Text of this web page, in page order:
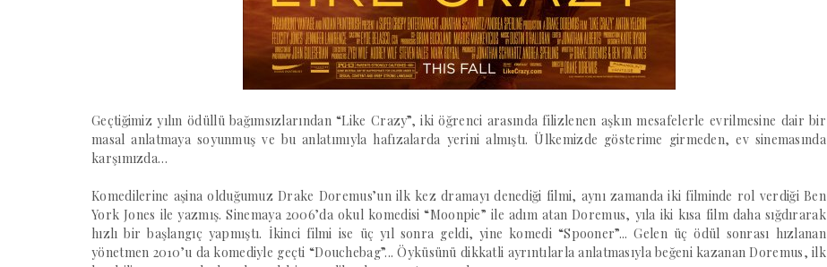
Geçtiğimiz yılın ödüllü bağımsızlarından “Like Crazy”, iki öğrenci arasında filizlenen aşkın mesafelerle evrilmesine dair bir
masal anlatmaya soyunmuş ve bu anlatımıyla hafızalarda yerini almıştı. Ülkemizde gösterime girmeden, ev sinemasında
karşımızda…
Komedilerine aşina olduğumuz Drake Doremus’un ilk kez dramayı denediği filmi, aynı zamanda iki filminde rol verdiği Ben
York Jones ile yazmış. Sinemaya 2006’da okul komedisi “Moonpie” ile adım atan Doremus, yıla iki kısa film daha sığdırarak
hızlı bir başlangıç yapmıştı. İkinci filmi ise üç yıl sonra geldi, yine komedi “Spooner”... Gelen üç ödül sonrası hızlanan
yönetmen 2010’u da komediyle geçti “Douchebag”... Öyküsünü dikkatli ayrıntılarla anlatmasıyla beğeni kazanan Doremus, ilk